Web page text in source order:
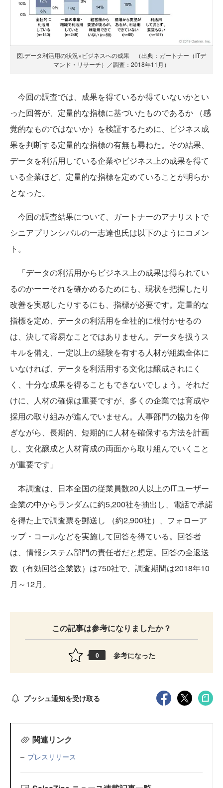
図.データ利活用の状況×ビジネスへの成果 （出典：ガートナー（ITデ
マンド・リサーチ）／調査：2018年11月）
今回の調査では、成果を得ているか得ていないかとい
った回答が、定量的な指標に基づいたものであるか （感
覚的なものではないか）を検証するために、ビジネス成
果を判断する定量的な指標の有無も尋ねた。その結果、
データを利活用している企業やビジネス上の成果を得て
いる企業ほど、定量的な指標を定めていることが明らか
となった。
今回の調査結果について、ガートナーのアナリストで
シニアプリンシパルの一志達也氏は以下のようにコメン
ト。
「データの利活用からビジネス上の成果は得られてい
るのかーーそれを確かめるためにも、現状を把握したり
改善を実感したりするにも、指標が必要です。定量的な
指標を定め、データの利活用を全社的に根付かせるの
は、決して容易なことではありません。データを扱うス
キルを備え、一定以上の経験を有する人材が組織全体に
いなければ、データを利活用する文化は醸成されにく
く、十分な成果を得ることもできないでしょう。それだ
けに、人材の確保は重要ですが、多くの企業では育成や
採用の取り組みが進んでいません。人事部門の協力を仰
ぎながら、長期的、短期的に人材を確保する方法を計画
し、文化醸成と人材育成の両面から取り組んでいくこと
が重要です」
本調査は、日本全国の従業員数20人以上のITユーザー
企業の中からランダムに約5,200社を抽出し、電話で承諾
を得た上で調査票を郵送し （約2,900社）、フォローア
ップ・コールなどを実施して回答を得ている。回答者
は、情報システム部門の責任者だと想定。回答の全返送
数（有効回答企業数）は750社で、調査期間は2018年10
月～12月。
この記事は参考になりましたか？
0 参考になった
プッシュ通知を受け取る
関連リンク
プレスリリース